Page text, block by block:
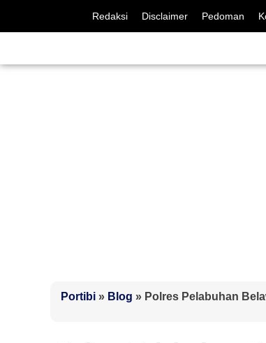
Redaksi Disclaimer Pedoman
Portibi » Blog » Polres Pelabuhan